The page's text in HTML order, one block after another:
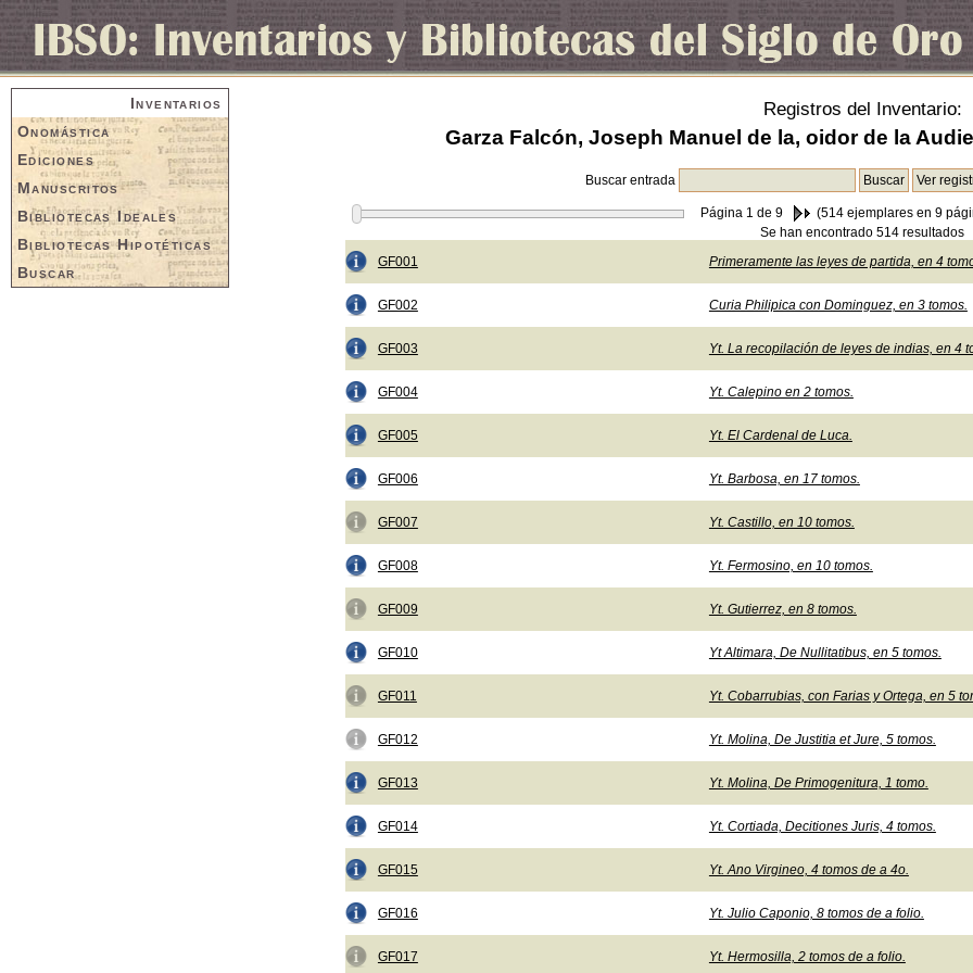
Inventarios
Onomástica
Ediciones
Manuscritos
Bibliotecas Ideales
Bibliotecas Hipotéticas
Buscar
Registros del Inventario:
Garza Falcón, Joseph Manuel de la, oidor de la
Buscar entrada
Página 1 de 9
(514 ejemplares en 9
Se han encontrado 514 resultados
GF001
Primeramente las leyes de partida, en 4
GF002 Curia Philipica con Dominguez, en 3 tomos.
GF003 Yt. La recopilación de leyes de indias, en 4
GF004 Yt. Calepino en 2 tomos.
GF005 Yt. El Cardenal de Luca.
GF006 Yt. Barbosa, en 17 tomos.
GF007 Yt. Castillo, en 10 tomos.
GF008 Yt. Fermosino, en 10 tomos.
GF009 Yt. Gutierrez, en 8 tomos.
GF010 Yt Altimara, De Nullitatibus, en 5 tomos.
GF011 Yt. Cobarrubias, con Farias y Ortega, en 5
GF012 Yt. Molina, De Justitia et Jure, 5 tomos.
GF013 Yt. Molina, De Primogenitura, 1 tomo.
GF014 Yt. Cortiada, Decitiones Juris, 4 tomos.
GF015 Yt. Ano Virgineo, 4 tomos de a 4o.
GF016 Yt. Julio Caponio, 8 tomos de a folio.
GF017 Yt. Hermosilla, 2 tomos de a folio.